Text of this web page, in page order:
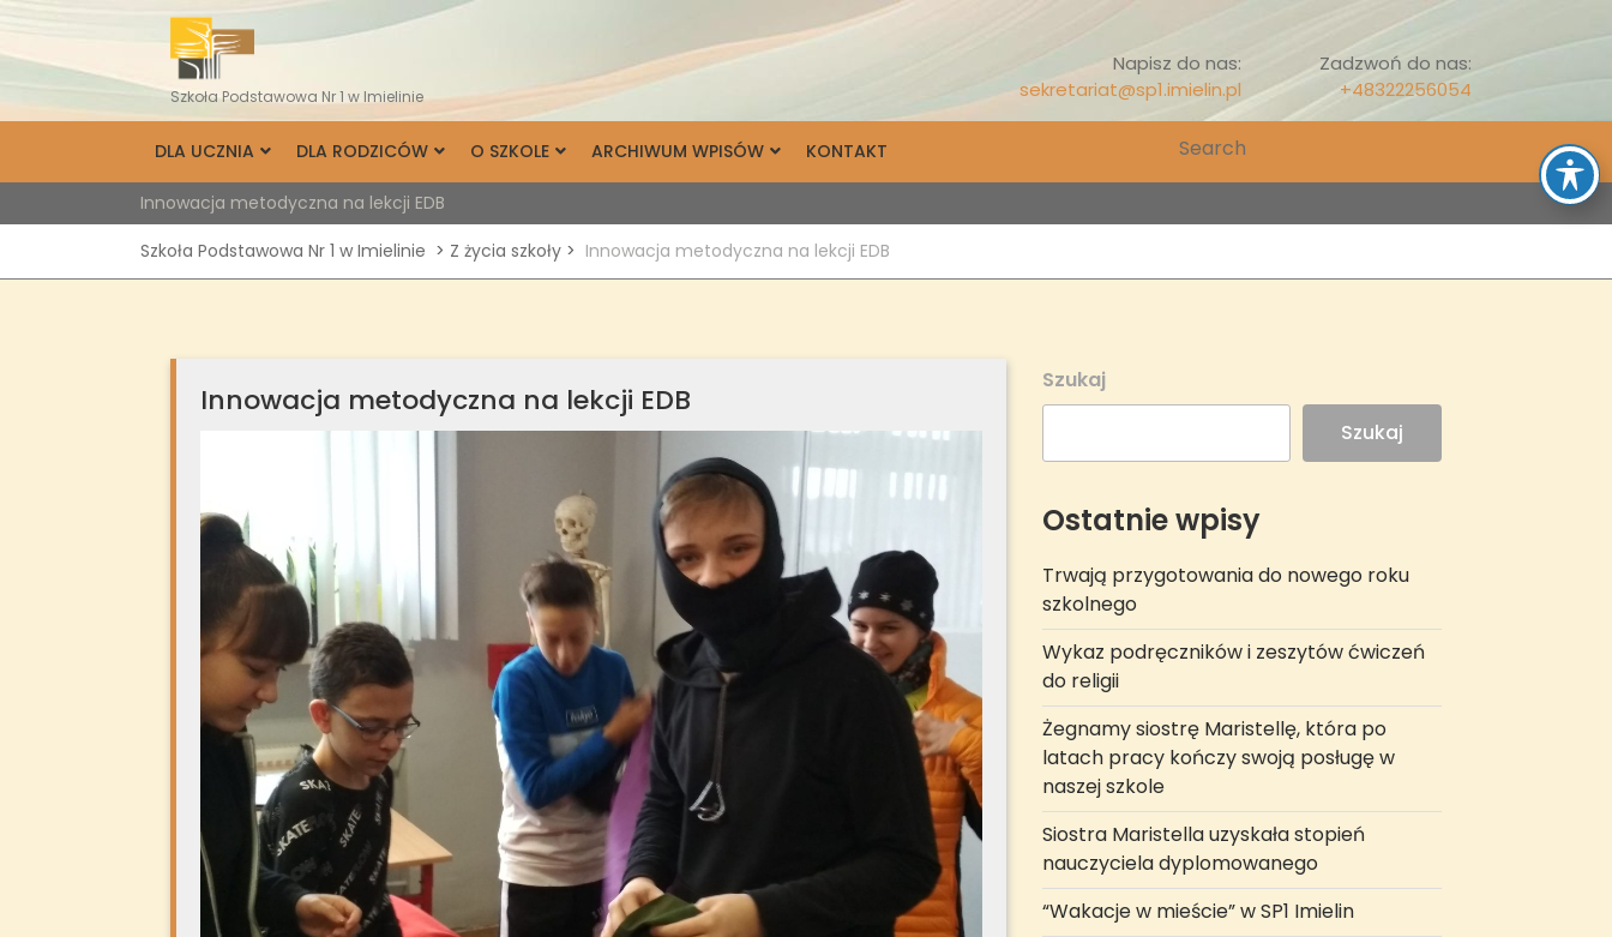
content
Szkoła Podstawowa Nr 1 w Imielinie
Napisz do nas:
sekretariat@sp1.imielin.pl
Zadzwoń do nas:
+48322256054
DLA UCZNIA DLA RODZICÓW O SZKOLE ARCHIWUM WPISÓW KONTAKT
for:
Innowacja metodyczna na lekcji EDB
Szkoła Podstawowa Nr 1 w Imielinie > Z życia szkoły > Innowacja metodyczna na lekcji EDB
Innowacja metodyczna na lekcji EDB
Szukaj
Szukaj
Ostatnie wpisy
Trwają przygotowania do nowego roku
szkolnego
Wykaz podręczników i zeszytów ćwiczeń
do religii
Żegnamy siostrę Maristellę, która po
latach pracy kończy swoją posługę w
naszej szkole
Siostra Maristella uzyskała stopień
nauczyciela dyplomowanego
“Wakacje w mieście” w SP1 Imielin